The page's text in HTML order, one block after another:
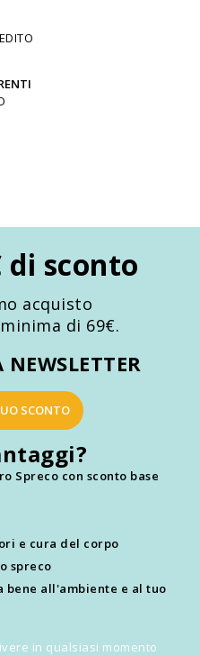
sconto
acquisto
di 69€.
SCONTO
Spreco con sconto base
e cura del corpo
spreco
bene all'ambiente e al tuo
in qualsiasi momento